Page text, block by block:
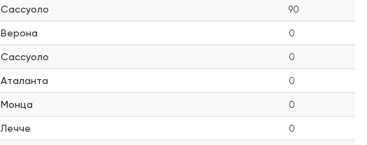
Сассуоло 90
Верона 0
Сассуоло 0
Аталанта 0
Монца 0
Лечче 0